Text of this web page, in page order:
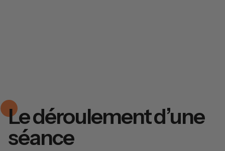
Le déroulement d’une
séance